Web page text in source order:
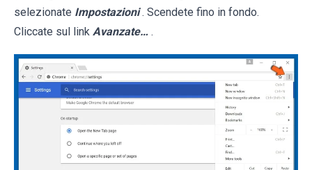
selezionate Impostazioni . Scendete fino in fondo.
Cliccate sul link Avanzate… .